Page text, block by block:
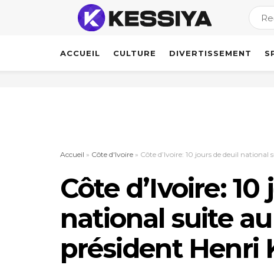
ACCUEIL CULTURE DIVERTISSEMENT
Accueil » Côte d'Ivoire » Côte d’Ivoire: 10 jours de deuil national
Côte d’Ivoire:
national suite
président Henri